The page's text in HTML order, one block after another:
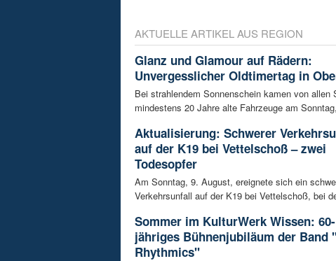
AKTUELLE ARTIKEL AUS REGION
Glanz und Glamour auf Rädern:
Unvergesslicher Oldtimertag in
Bei strahlendem Sonnenschein kamen von allen
mindestens 20 Jahre alte Fahrzeuge am
Aktualisierung: Schwerer
auf der K19 bei Vettelschoß – zwei
Todesopfer
Am Sonntag, 9. August, ereignete sich ein
Verkehrsunfall auf der K19 bei Vettelschoß, bei
Sommer im KulturWerk Wissen: 60-
jähriges Bühnenjubiläum der Band
Rhythmics"